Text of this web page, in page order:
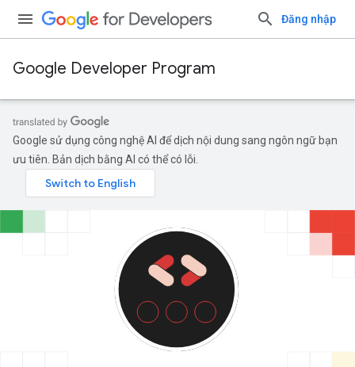
Đăng nhập
Google Developer Program
Google sử dụng công nghệ AI để dịch nội dung sang ngôn ngữ bạn
ưu tiên. Bản dịch bằng AI có thể có lỗi.